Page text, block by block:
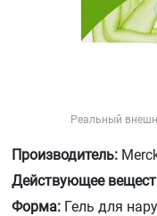
Реальный
Производитель:
Действующее
Форма: Гель для